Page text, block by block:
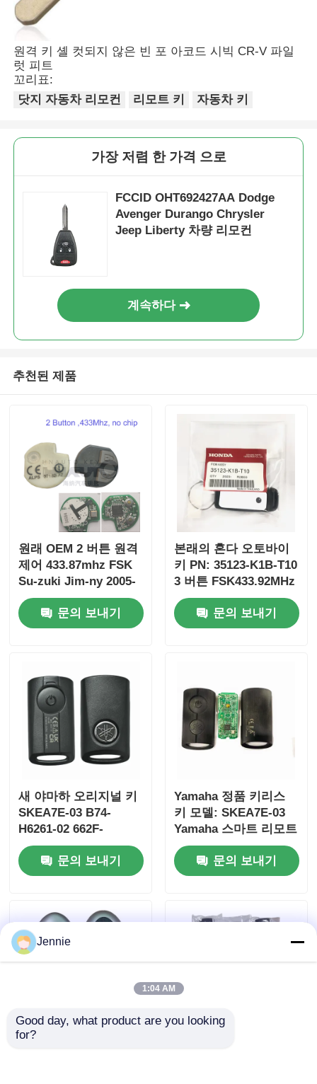
원격 키 셸 컷되지 않은 빈 포 아코드 시빅 CR-V 파일
럿 피트
꼬리표:
닷지 자동차 리모컨
리모트 키 자동차 키
가장 저렴 한 가격 으로
FCCID OHT692427AA Dodge
Avenger Durango Chrysler
Jeep Liberty 차량 리모컨
계속하다
추천된 제품
원래 OEM 2 버튼 원격
제어 433.87mhz FSK
Su-zuki Jim-ny 2005-
2017 칩 없음 37182-A7
도매 MOQ 50pcs 전용
제어
문의 보내기
본래의 혼다 오토바이
키 PN: 35123-K1B-T10
3 버튼 FSK433.92MHz
ID47chip 원격 자동차
키
문의 보내기
새 야마하 오리지널 키
SKEA7E-03 B74-
H6261-02 662F-
SKEA7D03
문의 보내기
Yamaha 정품 키리스
키 모델: SKEA7E-03
Yamaha 스마트 리모트
키 B74-H6261-
02/662F-SKEA7D03용
문의 보내기
Jennie
1:04 AM
Good day, what product are you looking
for?